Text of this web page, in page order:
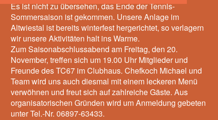
Es ist nicht zu übersehen, das Ende der Tennis-
Sommersaison ist gekommen. Unsere Anlage im
Altwiestal ist bereits winterfest hergerichtet, so verlagern
wir unsere Aktivitäten halt ins Warme.
Zum Saisonabschlussabend am Freitag, den 20.
November, treffen sich um 19.00 Uhr Mitglieder und
Freunde des TC67 im Clubhaus. Chefkoch Michael und
Team wird uns auch diesmal mit einem leckeren Menü
verwöhnen und freut sich auf zahlreiche Gäste. Aus
organisatorischen Gründen wird um Anmeldung gebeten
unter Tel.-Nr. 06897-63433.